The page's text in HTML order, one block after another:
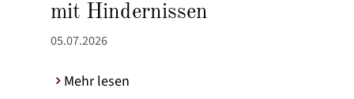
mit Hindernissen
05.07.2026
Mehr lesen